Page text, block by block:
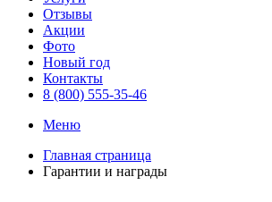
Отзывы
Акции
Фото
Новый год
Контакты
8 (800) 555-35-46
Меню
Главная страница
Гарантии и награды